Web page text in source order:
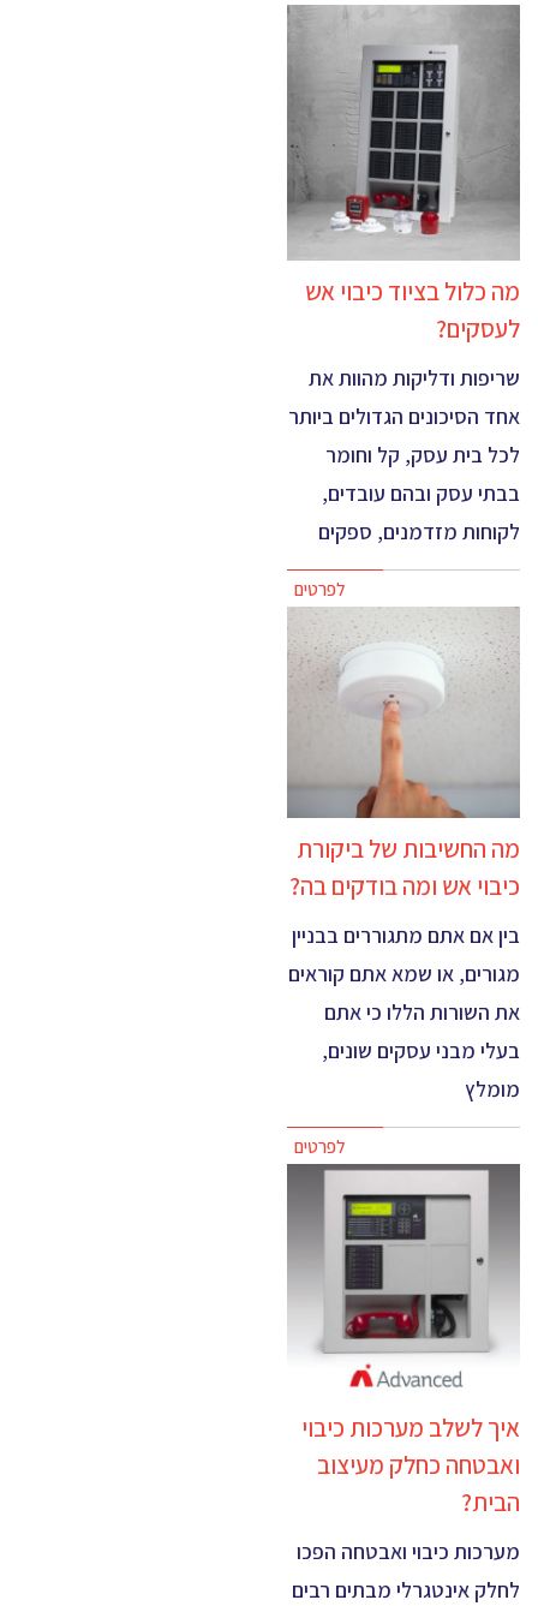
מה כלול בציוד כיבוי אש
לעסקים?
שריפות ודליקות מהוות את
אחד הסיכונים הגדולים ביותר
לכל בית עסק, קל וחומר
בבתי עסק ובהם עובדים,
לקוחות מזדמנים, ספקים
לפרטים
מה החשיבות של ביקורת
כיבוי אש ומה בודקים בה?
בין אם אתם מתגוררים בבניין
מגורים, או שמא אתם קוראים
את השורות הללו כי אתם
בעלי מבני עסקים שונים,
מומלץ
לפרטים
איך לשלב מערכות כיבוי
ואבטחה כחלק מעיצוב
הבית?
מערכות כיבוי ואבטחה הפכו
לחלק אינטגרלי מבתים רבים